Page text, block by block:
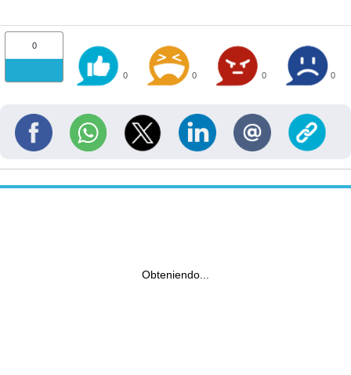
0
0 0 0 0
Obteniendo...